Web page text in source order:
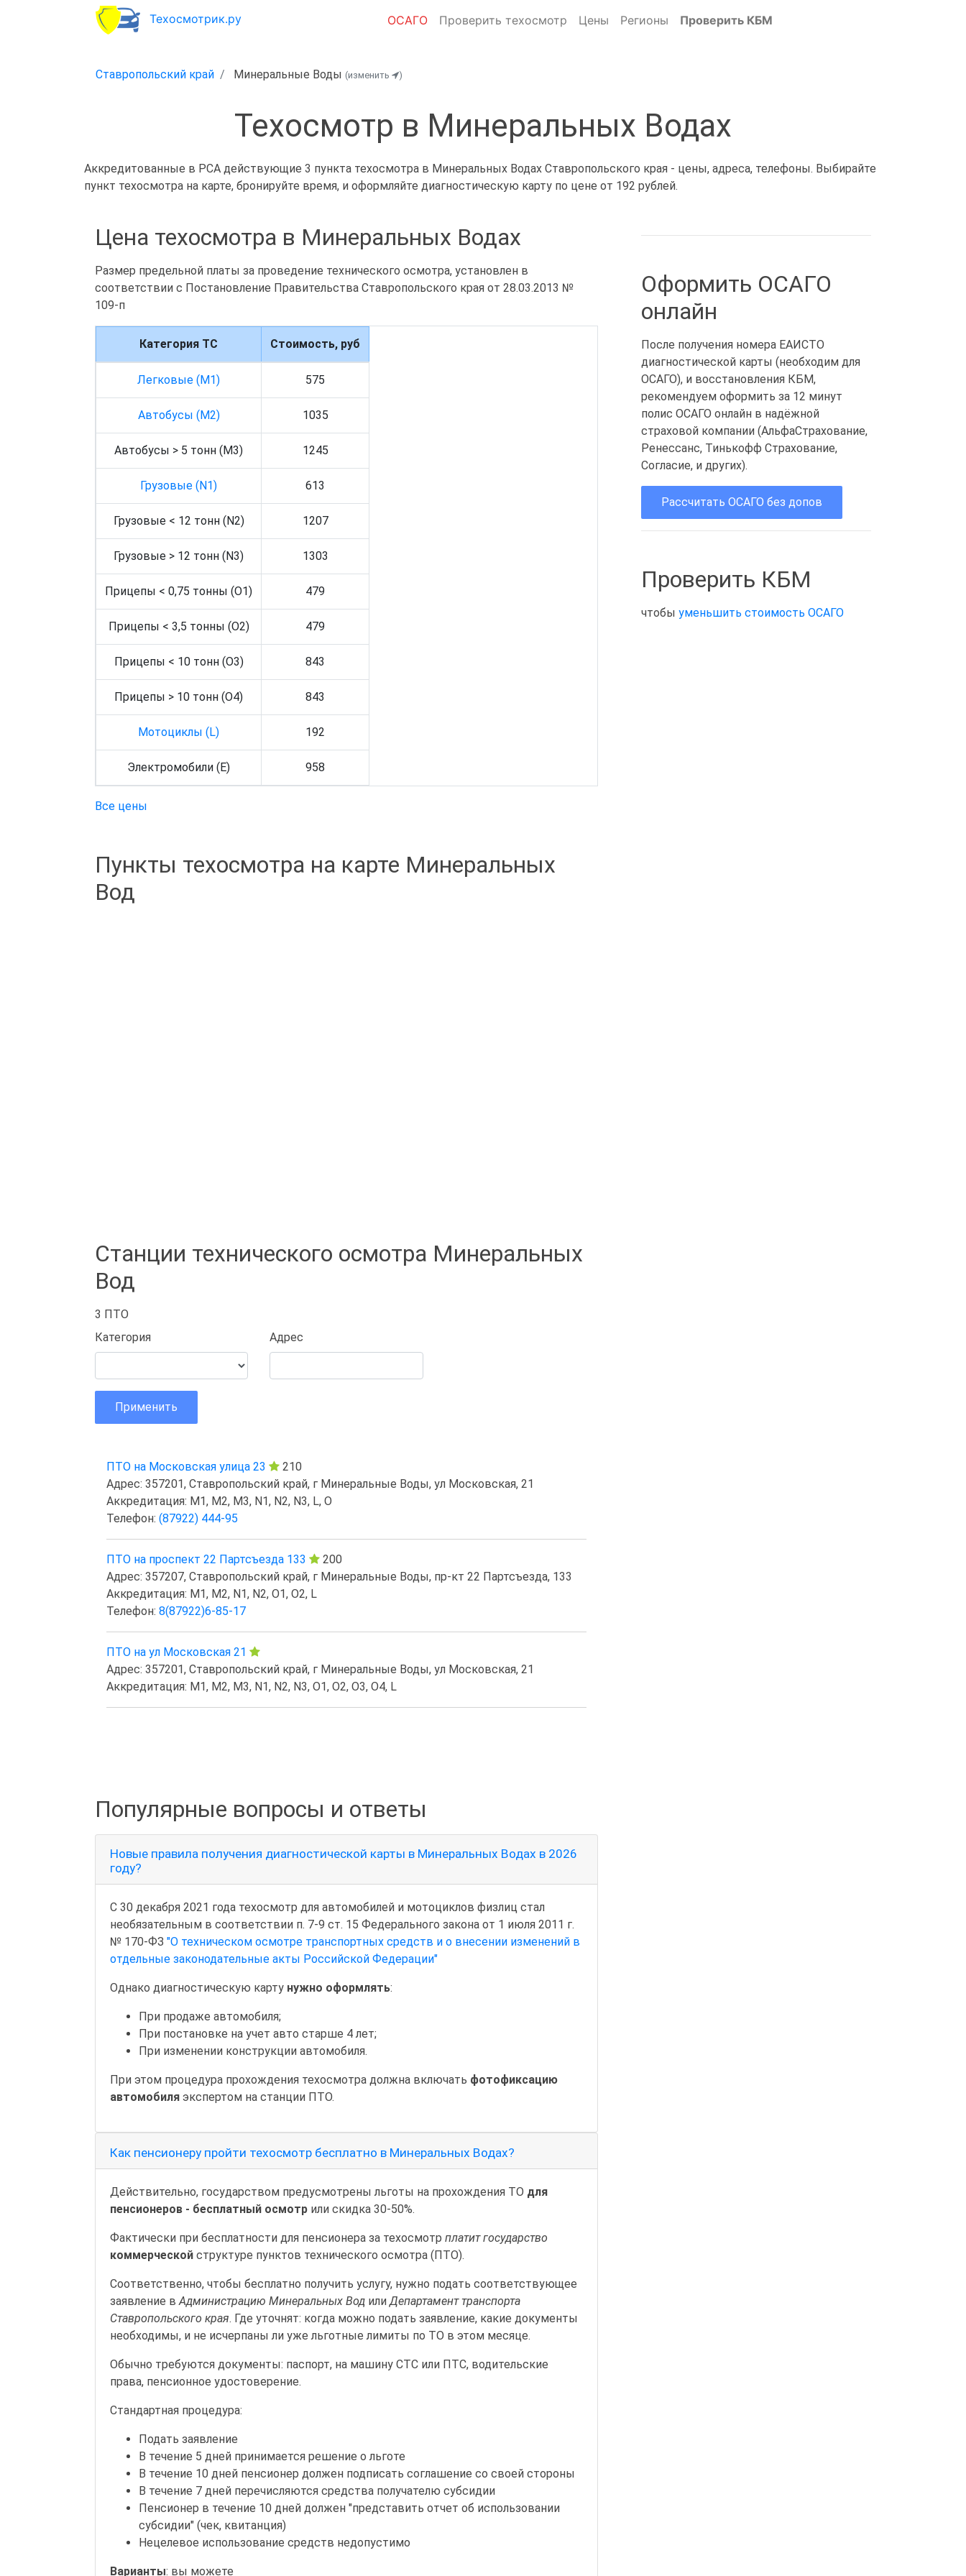
Техосмотрик.ру ОСАГО Проверить техосмотр Цены Регионы Проверить КБМ
Ставропольский край Минеральные Воды (изменить )
Техосмотр в Минеральных Водах
Аккредитованные в РСА действующие 3 пункта техосмотра в Минеральных Водах Ставропольского края - цены, адреса, телефоны. Выбирайте
пункт техосмотра на карте, бронируйте время, и оформляйте диагностическую карту по цене от 192 рублей.
Цена техосмотра в Минеральных Водах
Размер предельной платы за проведение технического осмотра, установлен в
соответствии с Постановление Правительства Ставропольского края от 28.03.2013 №
109-п
Категория ТС Стоимость, руб
Легковые (M1) 575
Автобусы (M2) 1035
Автобусы > 5 тонн (M3) 1245
Грузовые (N1) 613
Грузовые < 12 тонн (N2) 1207
Грузовые > 12 тонн (N3) 1303
Прицепы < 0,75 тонны (O1) 479
Прицепы < 3,5 тонны (O2) 479
Прицепы < 10 тонн (O3) 843
Прицепы > 10 тонн (O4) 843
Мотоциклы (L) 192
Электромобили (E) 958
Все цены
Пункты техосмотра на карте Минеральных
Вод
Станции технического осмотра Минеральных
Вод
3 ПТО
Категория
Адрес
Применить
ПТО на Московская улица 23
210
Адрес: 357201, Ставропольский край, г Минеральные Воды, ул Московская, 21
Аккредитация: M1, M2, M3, N1, N2, N3, L, O
Телефон: (87922) 444-95
ПТО на проспект 22 Партсъезда 133
200
Адрес: 357207, Ставропольский край, г Минеральные Воды, пр-кт 22 Партсъезда, 133
Аккредитация: M1, M2, N1, N2, O1, O2, L
Телефон: 8(87922)6-85-17
ПТО на ул Московская 21
Адрес: 357201, Ставропольский край, г Минеральные Воды, ул Московская, 21
Аккредитация: M1, M2, M3, N1, N2, N3, O1, O2, O3, O4, L
Популярные вопросы и ответы
Новые правила получения диагностической карты в Минеральных Водах в 2026
году?
С 30 декабря 2021 года техосмотр для автомобилей и мотоциклов физлиц стал
необязательным в соответствии п. 7-9 ст. 15 Федерального закона от 1 июля 2011 г.
№ 170-ФЗ "О техническом осмотре транспортных средств и о внесении изменений в
отдельные законодательные акты Российской Федерации"
Однако диагностическую карту нужно оформлять:
При продаже автомобиля;
При постановке на учет авто старше 4 лет;
При изменении конструкции автомобиля.
При этом процедура прохождения техосмотра должна включать фотофиксацию
автомобиля экспертом на станции ПТО.
Как пенсионеру пройти техосмотр бесплатно в Минеральных Водах?
Действительно, государством предусмотрены льготы на прохождения ТО для
пенсионеров - бесплатный осмотр или скидка 30-50%.
Фактически при бесплатности для пенсионера за техосмотр платит государство
коммерческой структуре пунктов технического осмотра (ПТО).
Соответственно, чтобы бесплатно получить услугу, нужно подать соответствующее
заявление в Администрацию Минеральных Вод или Департамент транспорта
Ставропольского края. Где уточнят: когда можно подать заявление, какие документы
необходимы, и не исчерпаны ли уже льготные лимиты по ТО в этом месяце.
Обычно требуются документы: паспорт, на машину СТС или ПТС, водительские
права, пенсионное удостоверение.
Стандартная процедура:
Подать заявление
В течение 5 дней принимается решение о льготе
В течение 10 дней пенсионер должен подписать соглашение со своей стороны
В течение 7 дней перечисляются средства получателю субсидии
Пенсионер в течение 10 дней должен "представить отчет об использовании
субсидии" (чек, квитанция)
Нецелевое использование средств недопустимо
Варианты: вы можете
Оформить ОСАГО
онлайн
После получения номера ЕАИСТО
диагностической карты (необходим для
ОСАГО), и восстановления КБМ,
рекомендуем оформить за 12 минут
полис ОСАГО онлайн в надёжной
страховой компании (АльфаСтрахование,
Ренессанс, Тинькофф Страхование,
Согласие, и других).
Рассчитать ОСАГО без допов
Проверить КБМ
чтобы уменьшить стоимость ОСАГО